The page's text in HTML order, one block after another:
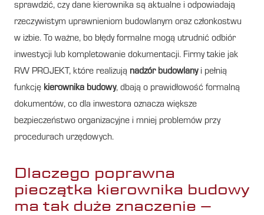
sprawdzić, czy dane kierownika są aktualne i odpowiadają
rzeczywistym uprawnieniom budowlanym oraz członkostwu
w izbie. To ważne, bo błędy formalne mogą utrudnić odbiór
inwestycji lub kompletowanie dokumentacji. Firmy takie jak
RW PROJEKT, które realizują nadzór budowlanyi pełnią
funkcję kierownika budowy, dbają o prawidłowość formalną
dokumentów, co dla inwestora oznacza większe
bezpieczeństwo organizacyjne i mniej problemów przy
procedurach urzędowych.
Dlaczego poprawna
pieczątka kierownika budowy
ma tak duże znaczenie –